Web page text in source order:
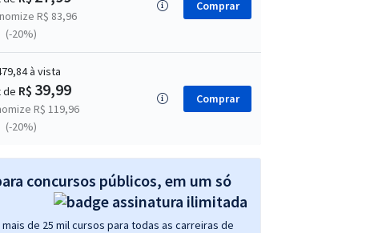
R$ 83,96
(-20%)
Comprar
à vista
de R$ 39,99
R$ 119,96
(-20%)
Comprar
concursos públicos, em um só
de 25 mil cursos para todas as carreiras de